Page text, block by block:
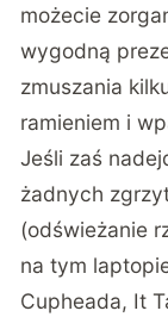
możecie
wygodną
zmuszania
ramieniem i
Jeśli zaś
żadnych
(odświeżanie
na tym
Cupheada, It